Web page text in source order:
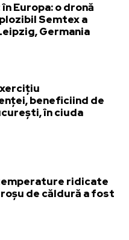
Europa: o dronă
Semtex a
Germania
beneficiind de
în ciuda
ridicate
de căldură a fost